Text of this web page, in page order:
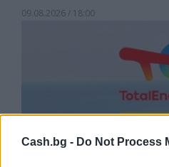
Cash.bg - Do Not Process
09.08.2026 / 18:00